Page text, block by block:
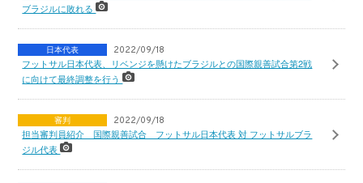
ブラジルに敗れる
日本代表 2022/09/18
フットサル日本代表、リベンジを懸けたブラジルとの国際親善試合第2戦
に向けて最終調整を行う
審判 2022/09/18
担当審判員紹介 国際親善試合 フットサル日本代表 対 フットサルブラ
ジル代表